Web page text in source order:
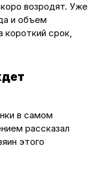
возродят. Уже
и объем
короткий срок,
в самом
рассказал
этого